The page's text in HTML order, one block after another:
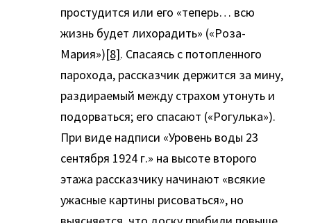
простудится или его «теперь… всю
жизнь будет лихорадить» («Роза-
Мария»)[8]. Спасаясь с потопленного
парохода, рассказчик держится за мину,
раздираемый между страхом утонуть и
подорваться; его спасают («Рогулька»).
При виде надписи «Уровень воды 23
сентября 1924 г.» на высоте второго
этажа рассказчику начинают «всякие
ужасные картины рисоваться», но